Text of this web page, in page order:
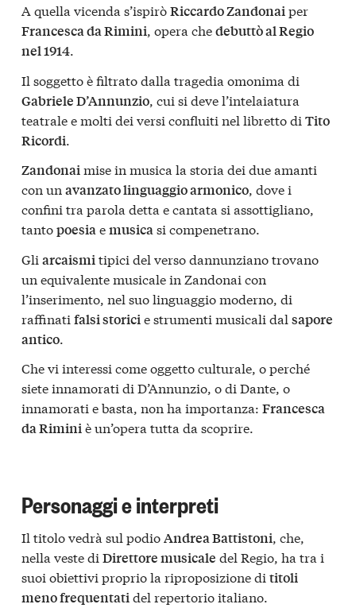
A quella vicenda s’ispiròRiccardo Zandonaiper
Francesca da Rimini, opera chedebuttò al Regio
nel 1914.
Il soggetto è filtrato dalla tragedia omonima di
Gabriele D’Annunzio, cui si deve l’intelaiatura
teatrale e molti dei versi confluiti nel libretto di Tito
Ricordi.
Zandonaimise in musica la storia dei due amanti
con un avanzato linguaggio armonico, dove i
confini tra parola detta e cantata si assottigliano,
tantopoesiaemusicasi compenetrano.
Gli arcaismitipici del verso dannunziano trovano
un equivalente musicale in Zandonai con
l’inserimento, nel suo linguaggio moderno, di
raffinati falsi storicie strumenti musicali dal sapore
antico.
Che vi interessi come oggetto culturale, o perché
siete innamorati di D’Annunzio, o di Dante, o
innamorati e basta, non ha importanza: Francesca
da Riminiè un’opera tutta da scoprire.
Personaggi e interpreti
Il titolo vedrà sul podioAndrea Battistoni, che,
nella veste di Direttore musicale del Regio, ha tra i
suoi obiettivi proprio la riproposizione di titoli
meno frequentatidel repertorio italiano.